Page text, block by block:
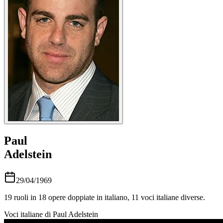
Paul
Adelstein
29/04/1969
19 ruoli in 18 opere doppiate in italiano, 11 voci italiane diverse.
Voci italiane di Paul Adelstein